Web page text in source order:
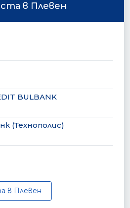
в Плевен
BULBANK
(Технополис)
в Плевен